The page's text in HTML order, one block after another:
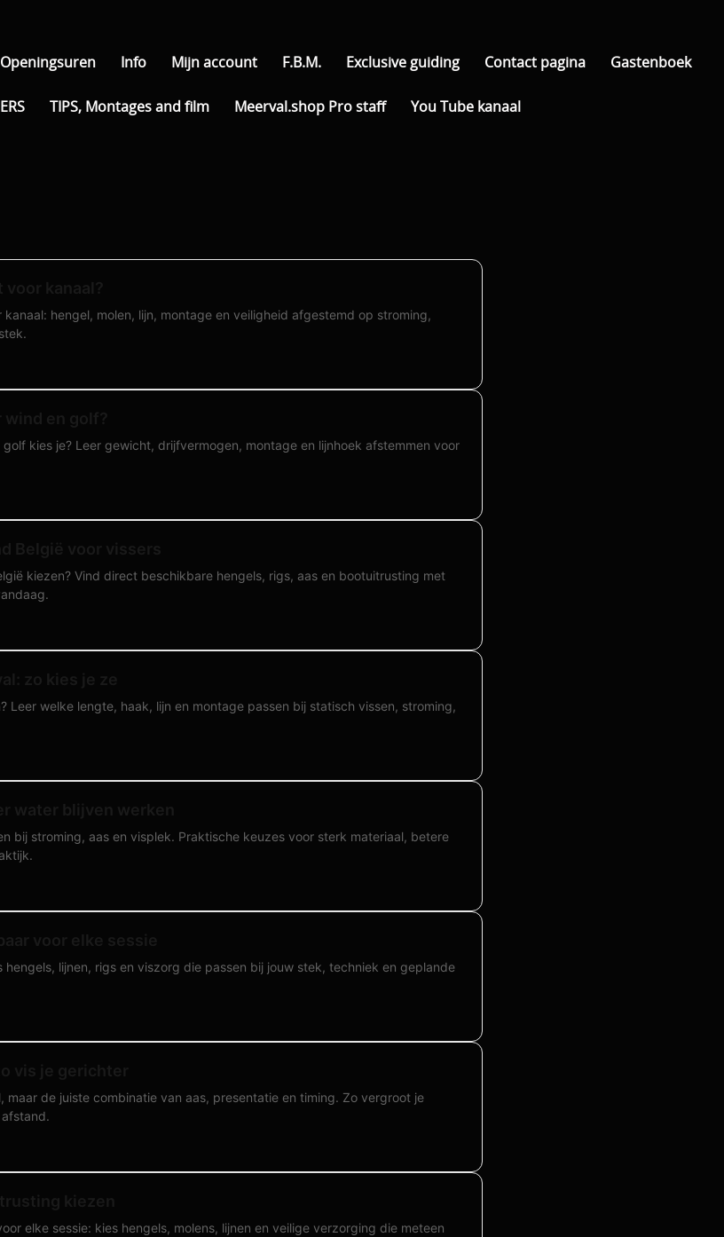
Openingsuren Info Mijn account F.B.M. Exclusive guiding Contact pagina Gastenboek
TIPS, Montages and film Meerval.shop Pro staff You Tube kanaal
hengel, molen, lijn, montage en veiligheid afgestemd op stroming,
kies je? Leer gewicht, drijfvermogen, montage en lijnhoek afstemmen voor
kiezen? Vind direct beschikbare hengels, rigs, aas en bootuitrusting met
Leer welke lengte, haak, lijn en montage passen bij statisch vissen, stroming,
bij stroming, aas en visplek. Praktische keuzes voor sterk materiaal, betere
lijnen, rigs en viszorg die passen bij jouw stek, techniek en geplande
maar de juiste combinatie van aas, presentatie en timing. Zo vergroot je
elke sessie: kies hengels, molens, lijnen en veilige verzorging die meteen